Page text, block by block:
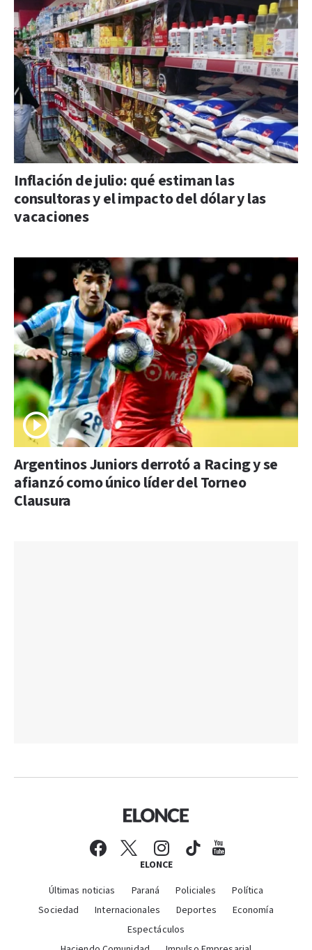
Inflación de julio: qué estiman las
consultoras y el impacto del dólar y las
vacaciones
Argentinos Juniors derrotó a Racing y se
afianzó como único líder del Torneo
Clausura
ELONCE
Últimas noticias Paraná Policiales
Política
Sociedad
Internacionales Deportes
Economía
Espectáculos